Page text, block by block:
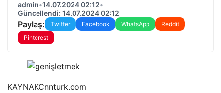
admin•14.07.2024 02:12•
Güncellendi: 14.07.2024 02:12
Paylaş: Twitter Facebook WhatsApp
Reddit
Pinterest
KAYNAKCnnturk.com